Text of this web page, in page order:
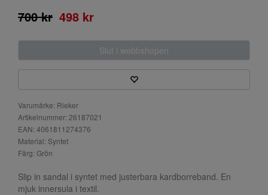
700 kr 498 kr
Slut i webbshopen
Varumärke: Rieker
Artikelnummer: 26187021
EAN: 4061811274376
Material: Syntet
Färg: Grön
Slip in sandal i syntet med justerbara kardborreband. En
mjuk innersula i textil.